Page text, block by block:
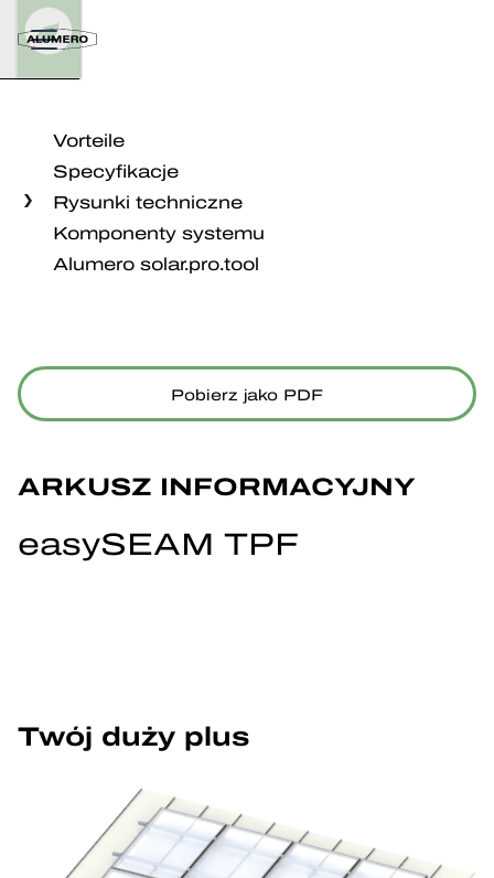
Vorteile
Specyfikacje
Rysunki techniczne
Komponenty systemu
Alumero solar.pro.tool
Pobierz jako PDF
ARKUSZ INFORMACYJNY
easySEAM TPF
Twój duży plus